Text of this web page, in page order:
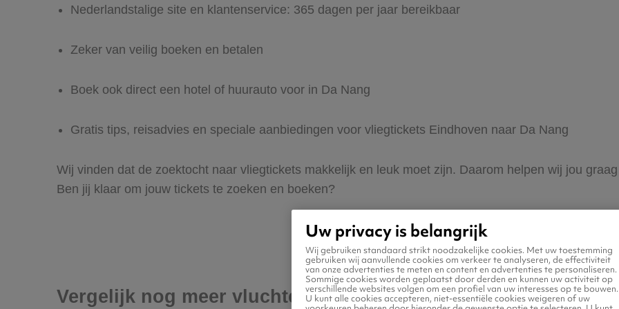
Nederlandstalige site en klantenservice: 365 dagen per jaar bereikbaar
Zeker van veilig boeken en betalen
Boek ook direct een hotel of huurauto voor in Da Nang
Gratis tips, reisadvies en speciale aanbiedingen voor vliegtickets Eindhoven naar Da Nang
Wij vinden dat de zoektocht naar vliegtickets makkelijk en leuk moet zijn. Daarom helpen wij jou
Ben jij klaar om jouw tickets te zoeken en boeken?
Vergelijk nog meer vluchten naar Da Nang
Uw privacy is belangrijk
Wij gebruiken standaard strikt noodzakelijke cookies. Met uw toestemming
gebruiken wij aanvullende cookies om verkeer te analyseren, de effectiviteit
van onze advertenties te meten en content en advertenties te personaliseren.
Sommige cookies worden geplaatst door derden en kunnen uw activiteit op
verschillende websites volgen om een profiel van uw interesses op te bouwen.
U kunt alle cookies accepteren, niet-essentiële cookies weigeren of uw